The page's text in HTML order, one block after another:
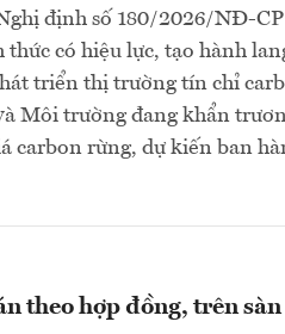
định số 180/2026/NĐ-
có hiệu lực, tạo hành
triển thị trường tín chỉ
Môi trường đang khẩn
carbon rừng, dự kiến ban
theo hợp đồng, trên